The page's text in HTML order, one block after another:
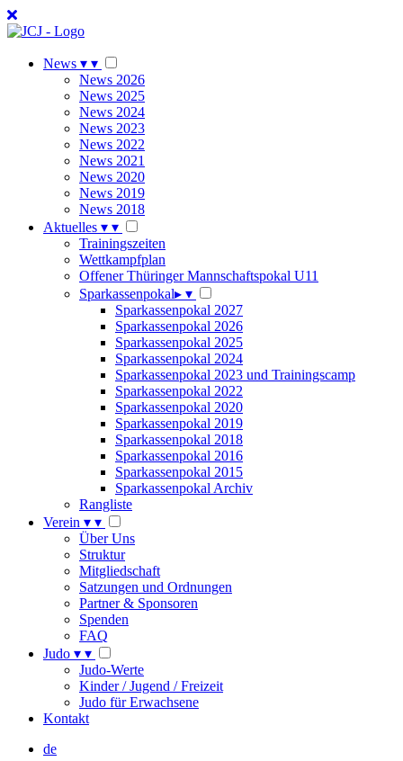
News ▾ ▾
News 2026
News 2025
News 2024
News 2023
News 2022
News 2021
News 2020
News 2019
News 2018
Aktuelles ▾ ▾
Trainingszeiten
Wettkampfplan
Offener Thüringer Mannschaftspokal U11
Sparkassenpokal▸ ▾
Sparkassenpokal 2027
Sparkassenpokal 2026
Sparkassenpokal 2025
Sparkassenpokal 2024
Sparkassenpokal 2023 und Trainingscamp
Sparkassenpokal 2022
Sparkassenpokal 2020
Sparkassenpokal 2019
Sparkassenpokal 2018
Sparkassenpokal 2016
Sparkassenpokal 2015
Sparkassenpokal Archiv
Rangliste
Verein ▾ ▾
Über Uns
Struktur
Mitgliedschaft
Satzungen und Ordnungen
Partner & Sponsoren
Spenden
FAQ
Judo ▾ ▾
Judo-Werte
Kinder / Jugend / Freizeit
Judo für Erwachsene
Kontakt
de